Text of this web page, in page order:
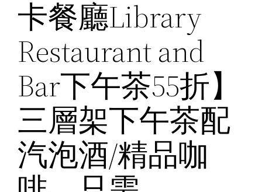
卡餐廳Library
Restaurant and
Bar下午茶55折】
三層架下午茶配
汽泡酒/精品咖